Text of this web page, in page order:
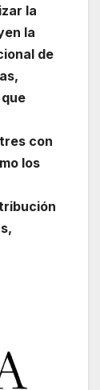
la
la
de
con
los